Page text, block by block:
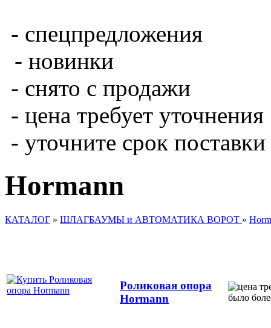
- спецпредложения
- новинки
- снято с продажи
- цена требует уточнения
- уточните срок поставки
Hormann
КАТАЛОГ » ШЛАГБАУМЫ и АВТОМАТИКА ВОРОТ »
Роликовая опора
Hormann